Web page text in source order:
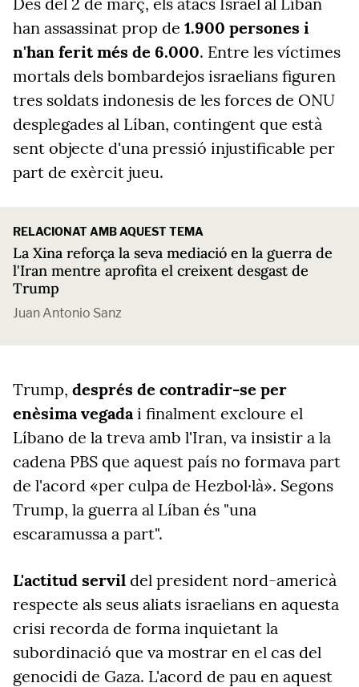
han assassinat prop de 1.900 persones i
n'han ferit més de 6.000. Entre les víctimes
mortals dels bombardejos israelians figuren
tres soldats indonesis de les forces de ONU
desplegades al Líban, contingent que està
sent objecte d'una pressió injustificable per
part de exèrcit jueu.
RELACIONAT AMB AQUEST TEMA
La Xina reforça la seva mediació en la guerra de
l'Iran mentre aprofita el creixent desgast de
Trump
Juan Antonio Sanz
Trump, després de contradir-se per
enèsima vegadai finalment excloure el
Líbano de la treva amb l'Iran, va insistir a la
cadena PBS que aquest país no formava part
de l'acord «per culpa de Hezbol·là». Segons
Trump, la guerra al Líban és "una
escaramussa a part".
L'actitud servil del president nord-americà
respecte als seus aliats israelians en aquesta
crisi recorda de forma inquietant la
subordinació que va mostrar en el cas del
genocidi de Gaza. L'acord de pau en aquest